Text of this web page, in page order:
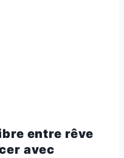
entre rêve
avec